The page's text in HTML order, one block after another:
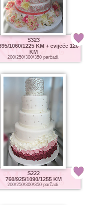
S323
1060/1225 KM + cvijeće 120
KM
200/250/300/350 parčadi.
S222
760/925/1090/1255 KM
200/250/300/350 parčadi.